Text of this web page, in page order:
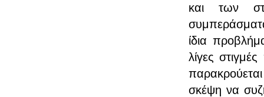
και των
ίδια
λίγες
σκέψη να